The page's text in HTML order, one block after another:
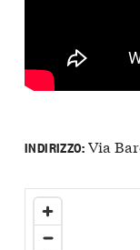
INDIRIZZO:Via